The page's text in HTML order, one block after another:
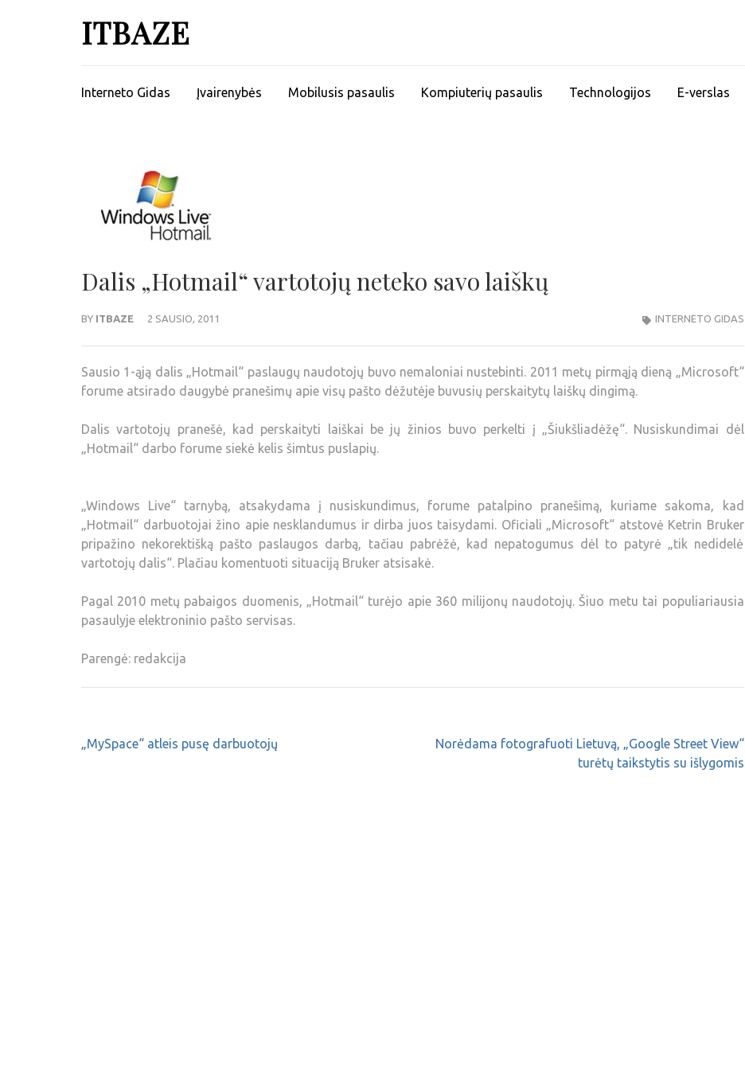
ITBAZE
Interneto Gidas Įvairenybės Mobilusis pasaulis Kompiuterių pasaulis Technologijos E-verslas
Dalis „Hotmail“ vartotojų neteko savo laiškų
BY ITBAZE 2 SAUSIO, 2011 INTERNETO GIDAS
Sausio 1-ąją dalis „Hotmail“ paslaugų naudotojų buvo nemaloniai nustebinti. 2011 metų pirmąją dieną „Microsoft“
forume atsirado daugybė pranešimų apie visų pašto dėžutėje buvusių perskaitytų laiškų dingimą.
Dalis vartotojų pranešė, kad perskaityti laiškai be jų žinios buvo perkelti į „Šiukšliadėžę“. Nusiskundimai dėl
„Hotmail“ darbo forume siekė kelis šimtus puslapių.
„Windows Live“ tarnybą, atsakydama į nusiskundimus, forume patalpino pranešimą, kuriame sakoma, kad
„Hotmail“ darbuotojai žino apie nesklandumus ir dirba juos taisydami. Oficiali „Microsoft“ atstovė Ketrin Bruker
pripažino nekorektišką pašto paslaugos darbą, tačiau pabrėžė, kad nepatogumus dėl to patyrė „tik nedidelė
vartotojų dalis“. Plačiau komentuoti situaciją Bruker atsisakė.
Pagal 2010 metų pabaigos duomenis, „Hotmail“ turėjo apie 360 milijonų naudotojų. Šiuo metu tai populiariausia
pasaulyje elektroninio pašto servisas.
Parengė: redakcija
„MySpace“ atleis pusę darbuotojų
Norėdama fotografuoti Lietuvą, „Google Street View“
turėtų taikstytis su išlygomis